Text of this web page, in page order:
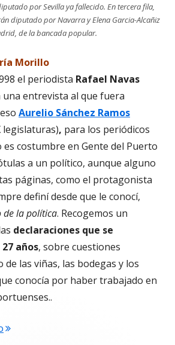
por Sevilla ya fallecido. En tercera fila,
diputado por Navarra y Elena Garcia-Alcañiz
de la bancada popular.
Morillo
el periodista Rafael Navas
una entrevista al que fuera
Aurelio Sánchez Ramos
legislaturas), para los periódicos
es costumbre en Gente del Puerto
a un político, aunque alguno
páginas, como el protagonista
definí desde que le conocí,
de la política. Recogemos un
declaraciones que se
años, sobre cuestiones
de las viñas, las bodegas y los
conocía por haber trabajado en
"Aurelio Sánchez Ramos. La